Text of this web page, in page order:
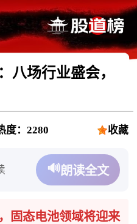
八场行业盛会，
度：2280 收藏
🔊朗读全文
固态电池领域将迎来